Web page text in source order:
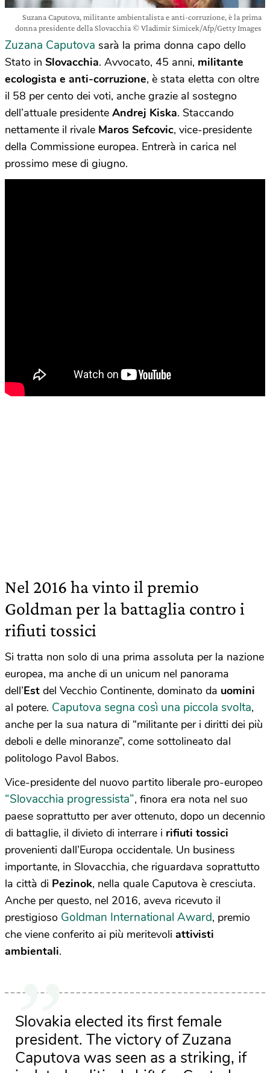
Suzana Caputova, militante ambientalista e anti-corruzione, è la prima
donna presidente della Slovacchia © Vladimir Simicek/Afp/Getty Images
Zuzana Caputova sarà la prima donna capo dello
Stato in Slovacchia. Avvocato, 45 anni, militante
ecologista e anti-corruzione, è stata eletta con oltre
il 58 per cento dei voti, anche grazie al sostegno
dell’attuale presidente Andrej Kiska. Staccando
nettamente il rivale Maros Sefcovic, vice-presidente
della Commissione europea. Entrerà in carica nel
prossimo mese di giugno.
Nel 2016 ha vinto il premio
Goldman per la battaglia contro i
rifiuti tossici
Si tratta non solo di una prima assoluta per la nazione
europea, ma anche di un unicum nel panorama
dell’Est del Vecchio Continente, dominato da uomini
al potere. Caputova segna così una piccola svolta,
anche per la sua natura di “militante per i diritti dei più
deboli e delle minoranze”, come sottolineato dal
politologo Pavol Babos.
Vice-presidente del nuovo partito liberale pro-europeo
“Slovacchia progressista”, finora era nota nel suo
paese soprattutto per aver ottenuto, dopo un decennio
di battaglie, il divieto di interrare i rifiuti tossici
provenienti dall’Europa occidentale. Un business
importante, in Slovacchia, che riguardava soprattutto
la città di Pezinok, nella quale Caputova è cresciuta.
Anche per questo, nel 2016, aveva ricevuto il
prestigioso Goldman International Award, premio
che viene conferito ai più meritevoli attivisti
ambientali.
Slovakia elected its first female
president. The victory of Zuzana
Caputova was seen as a striking, if